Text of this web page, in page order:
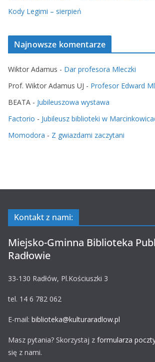
Kody Legimi – sierpień
Najnowsze komentarze
Wiktor Adamus - Dar profesora Mleczki
Prof. Wiktor Adamus UJ - Profesor Edward
BEATA - Jubileuszowa wystawa
Factorio - Jubileusz biblioteki w
Momodora - Z gwiazdami zaczytani
Kontakt z nami:
Miejsko-Gminna Biblioteka
Radłowie
33-130 Radłów, Pl.Kościuszki 3
tel. 14 6 782 062
E-mail: biblioteka@kulturaradlow.pl
Masz pytania? Skorzystaj z formularza
się z nami.